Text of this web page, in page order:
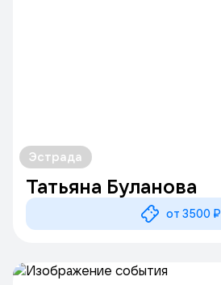
Эстрада
Татьяна Буланова
от 3500 ₽